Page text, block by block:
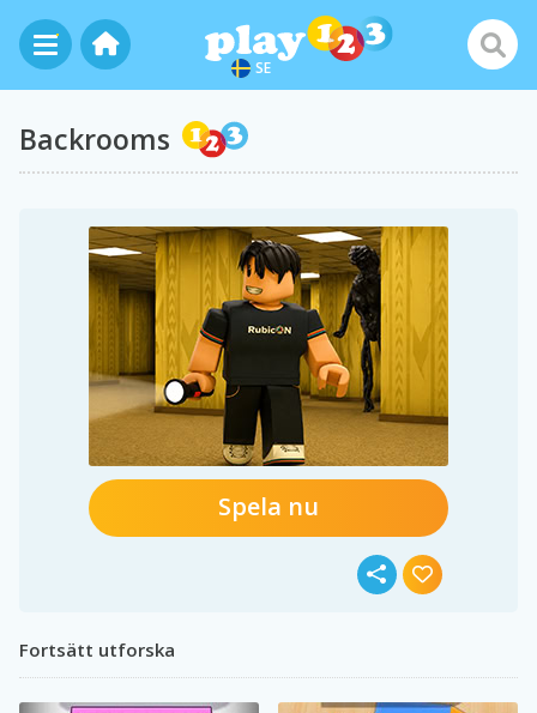
SE
Backrooms
Spela nu
Fortsätt utforska